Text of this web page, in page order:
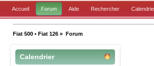
Accueil Forum Aide Rechercher
Fiat 500 • Fiat 126 » Forum
Calendrier